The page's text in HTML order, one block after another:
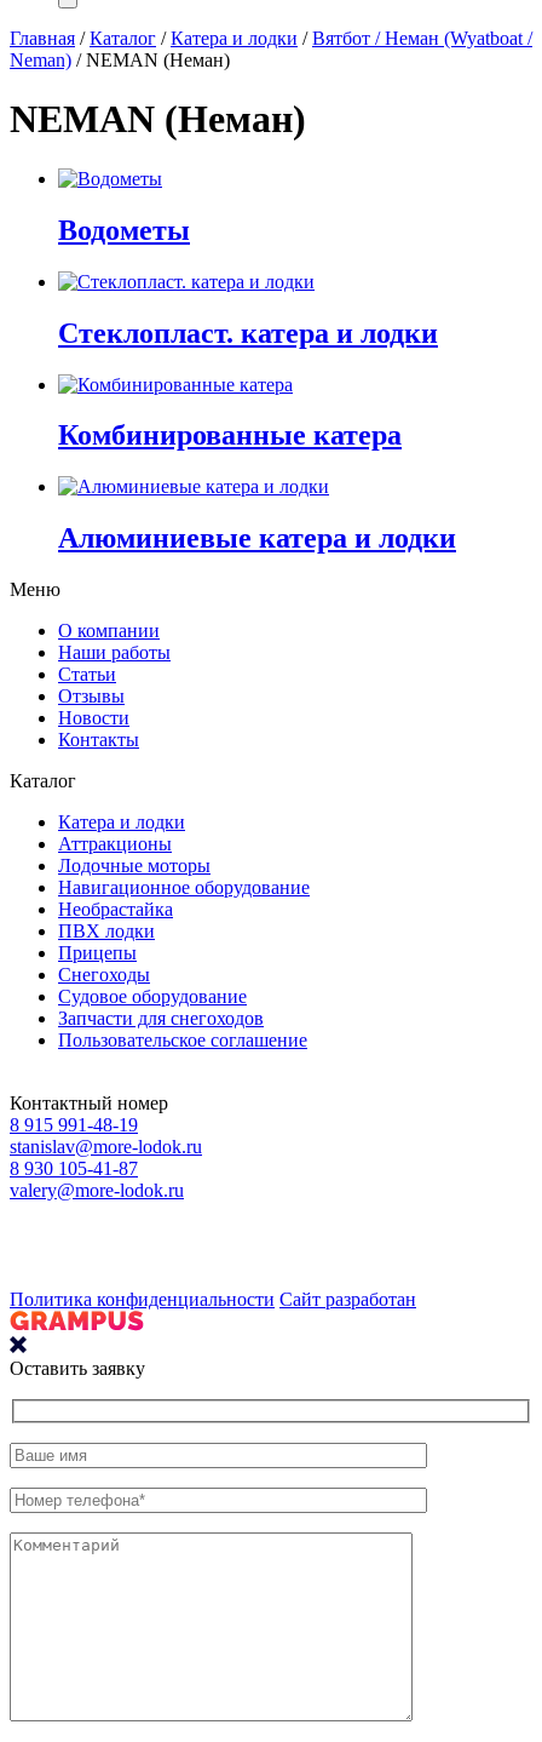
Главная /Каталог /Катера и лодки /Вятбот / Неман (Wyatboat /
Neman) /NEMAN (Неман)
NEMAN (Неман)
Водометы
Стеклопласт. катера и лодки
Комбинированные катера
Алюминиевые катера и лодки
Меню
О компании
Наши работы
Статьи
Отзывы
Новости
Контакты
Каталог
Катера и лодки
Аттракционы
Лодочные моторы
Навигационное оборудование
Необрастайка
ПВХ лодки
Прицепы
Снегоходы
Судовое оборудование
Запчасти для снегоходов
Пользовательское соглашение
Контактный номер
8 915 991-48-19
stanislav@more-lodok.ru
8 930 105-41-87
valery@more-lodok.ru
Политика конфиденциальности Сайт разработан
Оставить заявку